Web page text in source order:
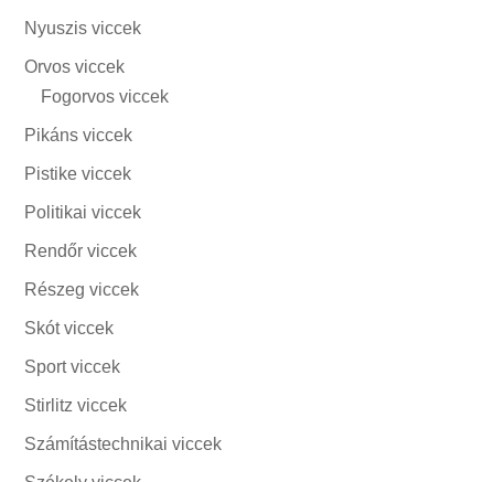
Nyuszis viccek
Orvos viccek
Fogorvos viccek
Pikáns viccek
Pistike viccek
Politikai viccek
Rendőr viccek
Részeg viccek
Skót viccek
Sport viccek
Stirlitz viccek
Számítástechnikai viccek